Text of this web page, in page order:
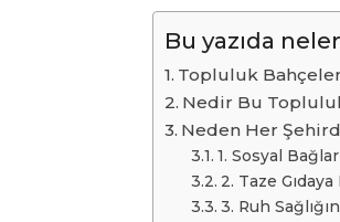
Bu yazıda
Topluluk
Nedir Bu
Neden Her
1. Sosyal
2. Taze
3. Ruh